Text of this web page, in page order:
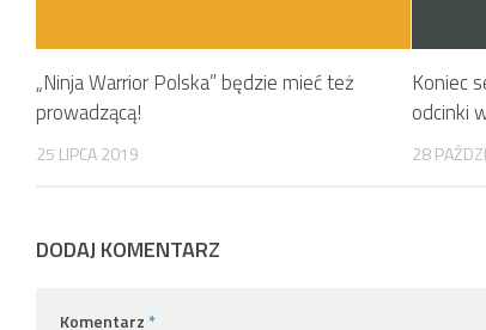
„Ninja Warrior Polska” będzie mieć też
prowadzącą!
25 LIPCA 2019
Koniec
odcinki
28
DODAJ KOMENTARZ
Komentarz*